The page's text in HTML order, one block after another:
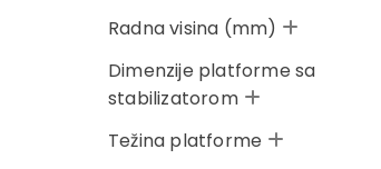
Radna visina (mm)
Dimenzije platforme sa
stabilizatorom
Težina platforme